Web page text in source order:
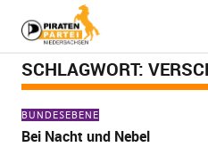
SCHLAGWORT:
BUNDESEBENE
Bei Nacht und Nebel